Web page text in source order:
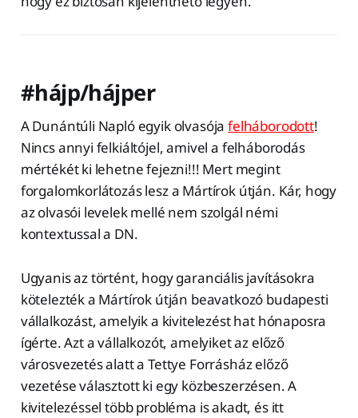
#hájp/hájper
A Dunántúli Napló egyik olvasójafelháborodott!
Nincs annyi felkiáltójel, amivel a felháborodás
mértékét ki lehetne fejezni!!! Mert megint
forgalomkorlátozás lesz a Mártírok útján. Kár, hogy
az olvasói levelek mellé nem szolgál némi
kontextussal a DN.
Ugyanis az történt, hogy garanciális javításokra
kötelezték a Mártírok útján beavatkozó budapesti
vállalkozást, amelyik a kivitelezést hat hónaposra
ígérte. Azt a vállalkozót, amelyiket az előző
városvezetés alatt a Tettye Forrásház előző
vezetése választott ki egy közbeszerzésen. A
kivitelezéssel több probléma is akadt, és itt